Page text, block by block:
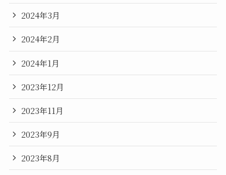
2024年3月
2024年2月
2024年1月
2023年12月
2023年11月
2023年9月
2023年8月